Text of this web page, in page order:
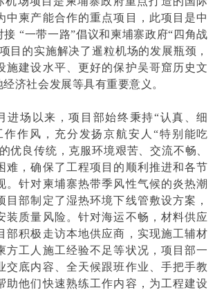
中柬产能合作的重点项目，此项目是中
“一带一路”倡议和柬埔寨政府“四角战
目的实施解决了暹粒机场的发展瓶颈，
施建设水平、更好的保护吴哥窟历史文
济社会发展等具有重要意义。
进场以来，项目部始终秉持“认真、细
作作风，充分发扬京航安人“特别能吃
优良传统，克服环境艰苦、交流不畅、
难，确保了工程项目的顺利推进和各节
。针对柬埔寨热带季风性气候的炎热潮
目部制定了湿热环境下线管敷设方案，
装质量风险。针对海运不畅，材料供应
部积极走访本地供应商，实现施工辅材
方工人施工经验不足等状况，项目部一
交底内容、全天候跟班作业、手把手教
助他们快速熟练工作内容，为工程建设